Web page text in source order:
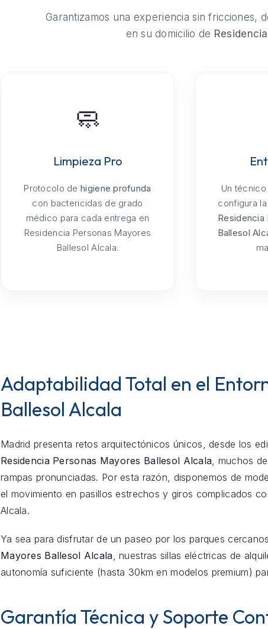
Garantizamos una experiencia sin fricciones,
en su domicilio de
🧼
Limpieza Pro
Protocolo dehigiene profunda
con bactericidas de grado
médico para cada entrega en
Residencia Personas Mayores
Ballesol Alcala.
Un
configura
Residencia
Ballesol
Adaptabilidad Total en el
Ballesol Alcala
Madrid presenta retos arquitectónicos únicos, desde los
Residencia Personas Mayores Ballesol Alcala , muchos
rampas pronunciadas. Por esta razón, disponemos de
el movimiento en pasillos estrechos y giros complicados
Alcala.
Ya sea para disfrutar de un paseo por los parques
Mayores Ballesol Alcala , nuestras sillas eléctricas de
autonomía suficiente (hasta 30km en modelos premium)
Garantía Técnica y Soporte